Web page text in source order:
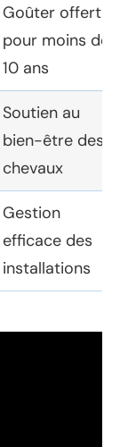
Goûter offert
pour moins de
10 ans
Soutien au
bien-être des
chevaux
Gestion
efficace des
installations